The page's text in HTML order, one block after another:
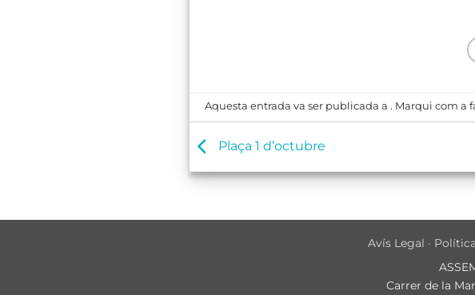
Aquesta entrada va ser publicada a . Marqui com a
Plaça 1 d’octubre
Avís Legal ·
Carrer de la